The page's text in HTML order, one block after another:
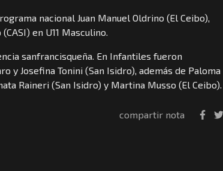
nacional Juan Manuel Oldrino (El Ceibo),
en U11 Masculino.
sanfrancisqueña. En Infantiles fueron
y Josefina Tonini (San Isidro), además de Paloma
Raineri (San Isidro) y Martina Musso (El Ceibo).
compartir nota